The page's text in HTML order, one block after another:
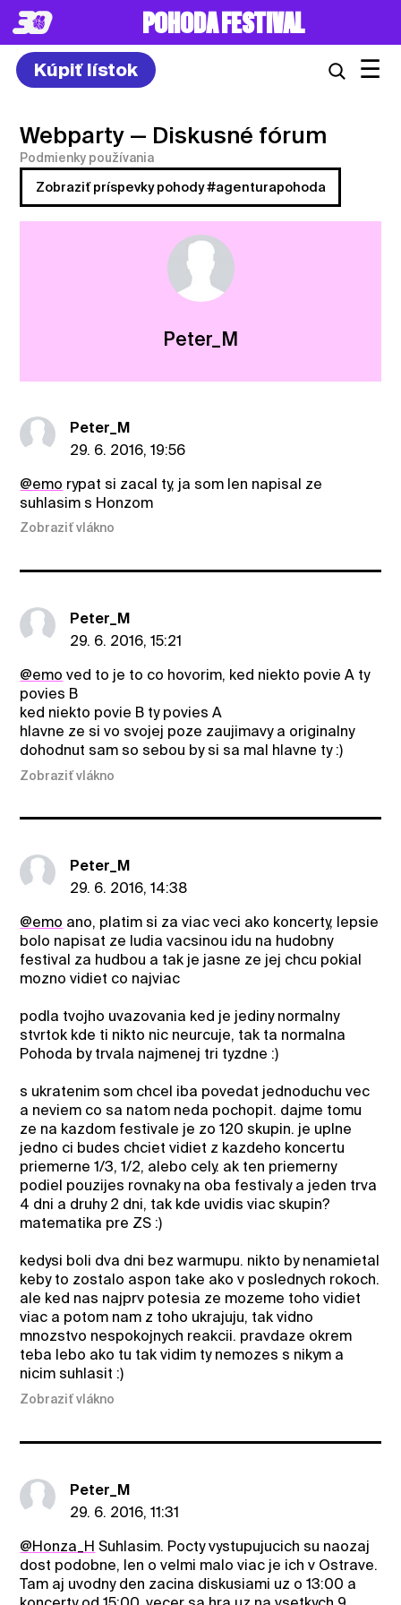
POHODA FESTIVAL
Kúpiť lístok ☰
Webparty — Diskusné fórum
Podmienky používania
Zobraziť príspevky pohody #agenturapohoda
Peter_M
Peter_M
29. 6. 2016, 19:56
@emo rypat si zacal ty, ja som len napisal ze
suhlasim s Honzom
Zobraziť vlákno
Peter_M
29. 6. 2016, 15:21
@emo ved to je to co hovorim, ked niekto povie A ty
povies B
ked niekto povie B ty povies A
hlavne ze si vo svojej poze zaujimavy a originalny
dohodnut sam so sebou by si sa mal hlavne ty :)
Zobraziť vlákno
Peter_M
29. 6. 2016, 14:38
@emo ano, platim si za viac veci ako koncerty, lepsie
bolo napisat ze ludia vacsinou idu na hudobny
festival za hudbou a tak je jasne ze jej chcu pokial
mozno vidiet co najviac
podla tvojho uvazovania ked je jediny normalny
stvrtok kde ti nikto nic neurcuje, tak ta normalna
Pohoda by trvala najmenej tri tyzdne :)
s ukratenim som chcel iba povedat jednoduchu vec
a neviem co sa natom neda pochopit. dajme tomu
ze na kazdom festivale je zo 120 skupin. je uplne
jedno ci budes chciet vidiet z kazdeho koncertu
priemerne 1/3, 1/2, alebo cely. ak ten priemerny
podiel pouzijes rovnaky na oba festivaly a jeden trva
4 dni a druhy 2 dni, tak kde uvidis viac skupin?
matematika pre ZS :)
kedysi boli dva dni bez warmupu. nikto by nenamietal
keby to zostalo aspon take ako v poslednych rokoch.
ale ked nas najprv potesia ze mozeme toho vidiet
viac a potom nam z toho ukrajuju, tak vidno
mnozstvo nespokojnych reakcii. pravdaze okrem
teba lebo ako tu tak vidim ty nemozes s nikym a
nicim suhlasit :)
Zobraziť vlákno
Peter_M
29. 6. 2016, 11:31
@Honza_H Suhlasim. Pocty vystupujucich su naozaj
dost podobne, len o velmi malo viac je ich v Ostrave.
Tam aj uvodny den zacina diskusiami uz o 13:00 a